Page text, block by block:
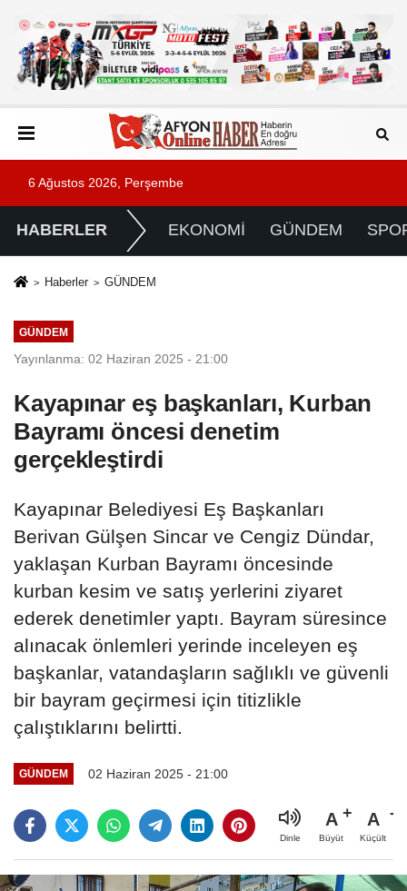
6 Ağustos 2026, Perşembe
HABERLER EKONOMİ GÜNDEM
Haberler GÜNDEM
GÜNDEM
Yayınlanma: 02 Haziran 2025 - 21:00
Kayapınar eş başkanları, Kurban
Bayramı öncesi denetim
gerçekleştirdi
Kayapınar Belediyesi Eş Başkanları
Berivan Gülşen Sincar ve Cengiz Dündar,
yaklaşan Kurban Bayramı öncesinde
kurban kesim ve satış yerlerini ziyaret
ederek denetimler yaptı. Bayram süresince
alınacak önlemleri yerinde inceleyen eş
başkanlar, vatandaşların sağlıklı ve güvenli
bir bayram geçirmesi için titizlikle
çalıştıklarını belirtti.
GÜNDEM 02 Haziran 2025 - 21:00
Dinle
A
Büyüt
A
Küçült